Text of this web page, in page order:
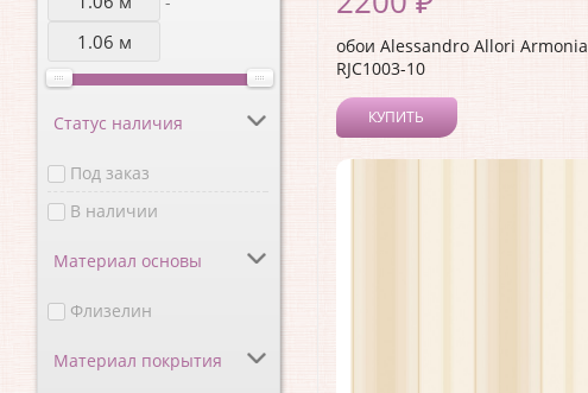
Статус наличия
Под заказ
В наличии
Материал основы
Флизелин
Материал покрытия
обои Alessandro Allori Armonia
RJC1003-10
КУПИТЬ